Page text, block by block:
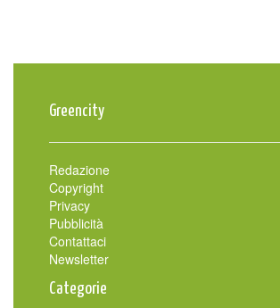
Greencity
Redazione
Copyright
Privacy
Pubblicità
Contattaci
Newsletter
Categorie